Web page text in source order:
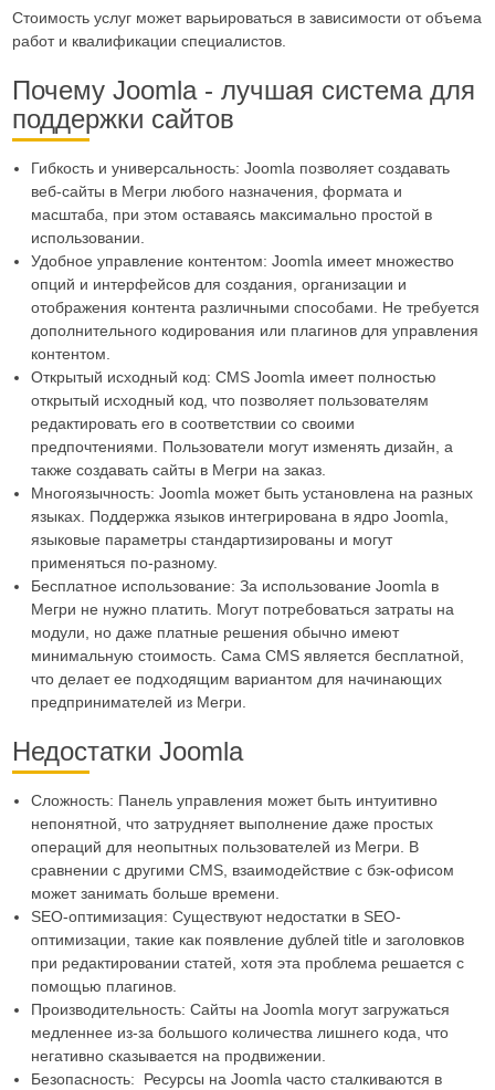
Стоимость услуг может варьироваться в зависимости от объема
работ и квалификации специалистов.
Почему Joomla - лучшая система для
поддержки сайтов
Гибкость и универсальность: Joomla позволяет создавать
веб-сайты в Мегри любого назначения, формата и
масштаба, при этом оставаясь максимально простой в
использовании.
Удобное управление контентом: Joomla имеет множество
опций и интерфейсов для создания, организации и
отображения контента различными способами. Не требуется
дополнительного кодирования или плагинов для управления
контентом.
Открытый исходный код: CMS Joomla имеет полностью
открытый исходный код, что позволяет пользователям
редактировать его в соответствии со своими
предпочтениями. Пользователи могут изменять дизайн, а
также создавать сайты в Мегри на заказ.
Многоязычность: Joomla может быть установлена на разных
языках. Поддержка языков интегрирована в ядро Joomla,
языковые параметры стандартизированы и могут
применяться по-разному.
Бесплатное использование: За использование Joomla в
Мегри не нужно платить. Могут потребоваться затраты на
модули, но даже платные решения обычно имеют
минимальную стоимость. Сама CMS является бесплатной,
что делает ее подходящим вариантом для начинающих
предпринимателей из Мегри.
Недостатки Joomla
Сложность: Панель управления может быть интуитивно
непонятной, что затрудняет выполнение даже простых
операций для неопытных пользователей из Мегри. В
сравнении с другими CMS, взаимодействие с бэк-офисом
может занимать больше времени.
SEO-оптимизация: Существуют недостатки в SEO-
оптимизации, такие как появление дублей title и заголовков
при редактировании статей, хотя эта проблема решается с
помощью плагинов.
Производительность: Сайты на Joomla могут загружаться
медленнее из-за большого количества лишнего кода, что
негативно сказывается на продвижении.
Безопасность: Ресурсы на Joomla часто сталкиваются в